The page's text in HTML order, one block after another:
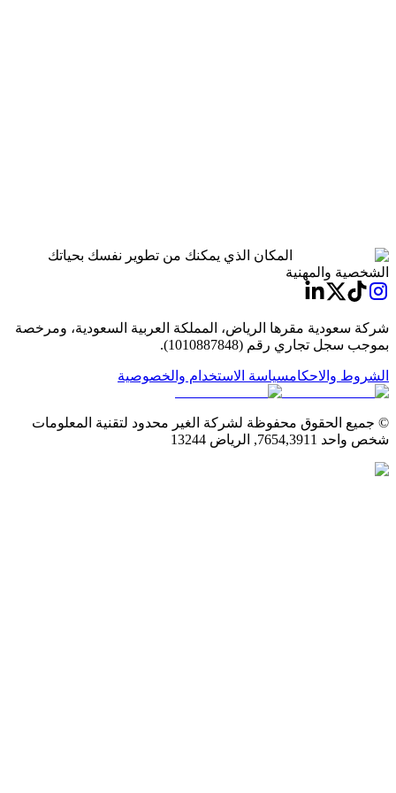
المكان الذي يمكنك من تطوير نفسك بحياتك
الشخصية والمهنية
شركة سعودية مقرها الرياض، المملكة العربية السعودية، ومرخصة
بموجب سجل تجاري رقم (1010887848).
الشروط والاحكامسياسة الاستخدام والخصوصية
© جميع الحقوق محفوظة لشركة الغير محدود لتقنية المعلومات
شخص واحد 7654,3911, الرياض 13244